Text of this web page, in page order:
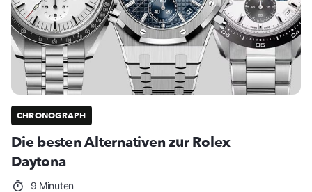
CHRONOGRAPH
Die besten Alternativen zur Rolex
Daytona
9 Minuten